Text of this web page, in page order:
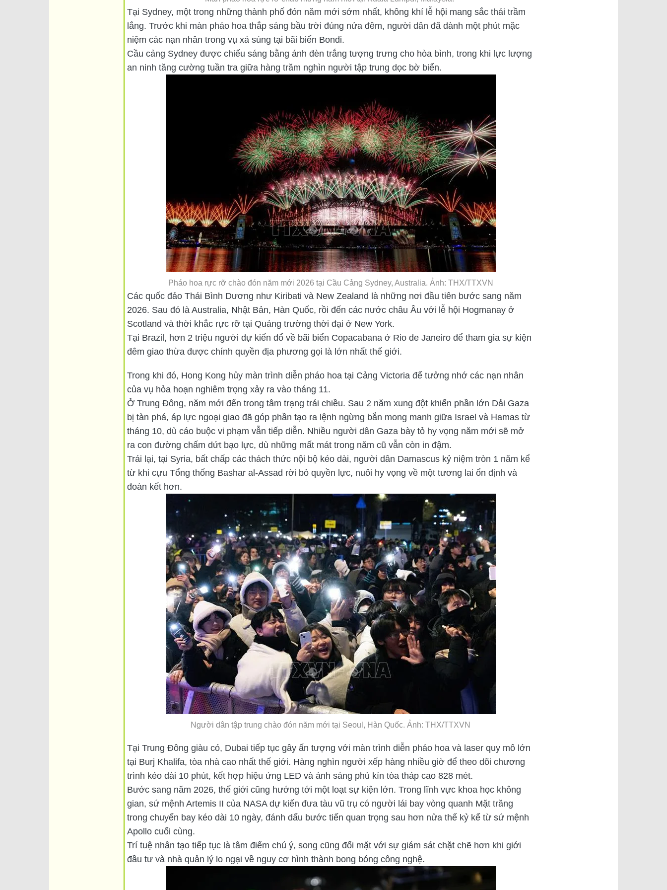
Tại Sydney, một trong những thành phố đón năm mới sớm nhất, không khí lễ hội mang sắc thái trầm
lắng. Trước khi màn pháo hoa thắp sáng bầu trời đúng nửa đêm, người dân đã dành một phút mặc
niệm các nạn nhân trong vụ xả súng tại bãi biển Bondi.
Cầu cảng Sydney được chiếu sáng bằng ánh đèn trắng tượng trưng cho hòa bình, trong khi lực lượng
an ninh tăng cường tuần tra giữa hàng trăm nghìn người tập trung dọc bờ biển.
Pháo hoa rực rỡ chào đón năm mới 2026 tại Cầu Cảng Sydney, Australia. Ảnh: THX/TTXVN
Các quốc đảo Thái Bình Dương như Kiribati và New Zealand là những nơi đầu tiên bước sang năm
2026. Sau đó là Australia, Nhật Bản, Hàn Quốc, rồi đến các nước châu Âu với lễ hội Hogmanay ở
Scotland và thời khắc rực rỡ tại Quảng trường thời đại ở New York.
Tại Brazil, hơn 2 triệu người dự kiến đổ về bãi biển Copacabana ở Rio de Janeiro để tham gia sự kiện
đêm giao thừa được chính quyền địa phương gọi là lớn nhất thế giới.
Trong khi đó, Hong Kong hủy màn trình diễn pháo hoa tại Cảng Victoria để tưởng nhớ các nạn nhân
của vụ hỏa hoạn nghiêm trọng xảy ra vào tháng 11.
Ở Trung Đông, năm mới đến trong tâm trạng trái chiều. Sau 2 năm xung đột khiến phần lớn Dải Gaza
bị tàn phá, áp lực ngoại giao đã góp phần tạo ra lệnh ngừng bắn mong manh giữa Israel và Hamas từ
tháng 10, dù cáo buộc vi phạm vẫn tiếp diễn. Nhiều người dân Gaza bày tỏ hy vọng năm mới sẽ mở
ra con đường chấm dứt bạo lực, dù những mất mát trong năm cũ vẫn còn in đậm.
Trái lại, tại Syria, bất chấp các thách thức nội bộ kéo dài, người dân Damascus kỷ niệm tròn 1 năm kể
từ khi cựu Tổng thống Bashar al-Assad rời bỏ quyền lực, nuôi hy vọng về một tương lai ổn định và
đoàn kết hơn.
Người dân tập trung chào đón năm mới tại Seoul, Hàn Quốc. Ảnh: THX/TTXVN
Tại Trung Đông giàu có, Dubai tiếp tục gây ấn tượng với màn trình diễn pháo hoa và laser quy mô lớn
tại Burj Khalifa, tòa nhà cao nhất thế giới. Hàng nghìn người xếp hàng nhiều giờ để theo dõi chương
trình kéo dài 10 phút, kết hợp hiệu ứng LED và ánh sáng phủ kín tòa tháp cao 828 mét.
Bước sang năm 2026, thế giới cũng hướng tới một loạt sự kiện lớn. Trong lĩnh vực khoa học không
gian, sứ mệnh Artemis II của NASA dự kiến đưa tàu vũ trụ có người lái bay vòng quanh Mặt trăng
trong chuyến bay kéo dài 10 ngày, đánh dấu bước tiến quan trọng sau hơn nửa thế kỷ kể từ sứ mệnh
Apollo cuối cùng.
Trí tuệ nhân tạo tiếp tục là tâm điểm chú ý, song cũng đối mặt với sự giám sát chặt chẽ hơn khi giới
đầu tư và nhà quản lý lo ngại về nguy cơ hình thành bong bóng công nghệ.